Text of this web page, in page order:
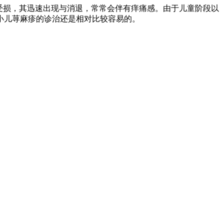
其迅速出现与消退，常常会伴有痒痛感。由于儿童阶段以
荨麻疹的诊治还是相对比较容易的。